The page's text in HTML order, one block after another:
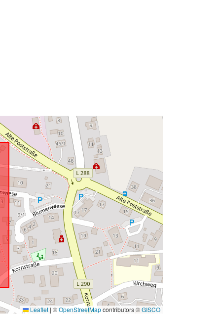
Leaflet | ©OpenStreetMapcontributors ©GISCO
656bb5-94fe-497e-bc37-
0ced3f394508